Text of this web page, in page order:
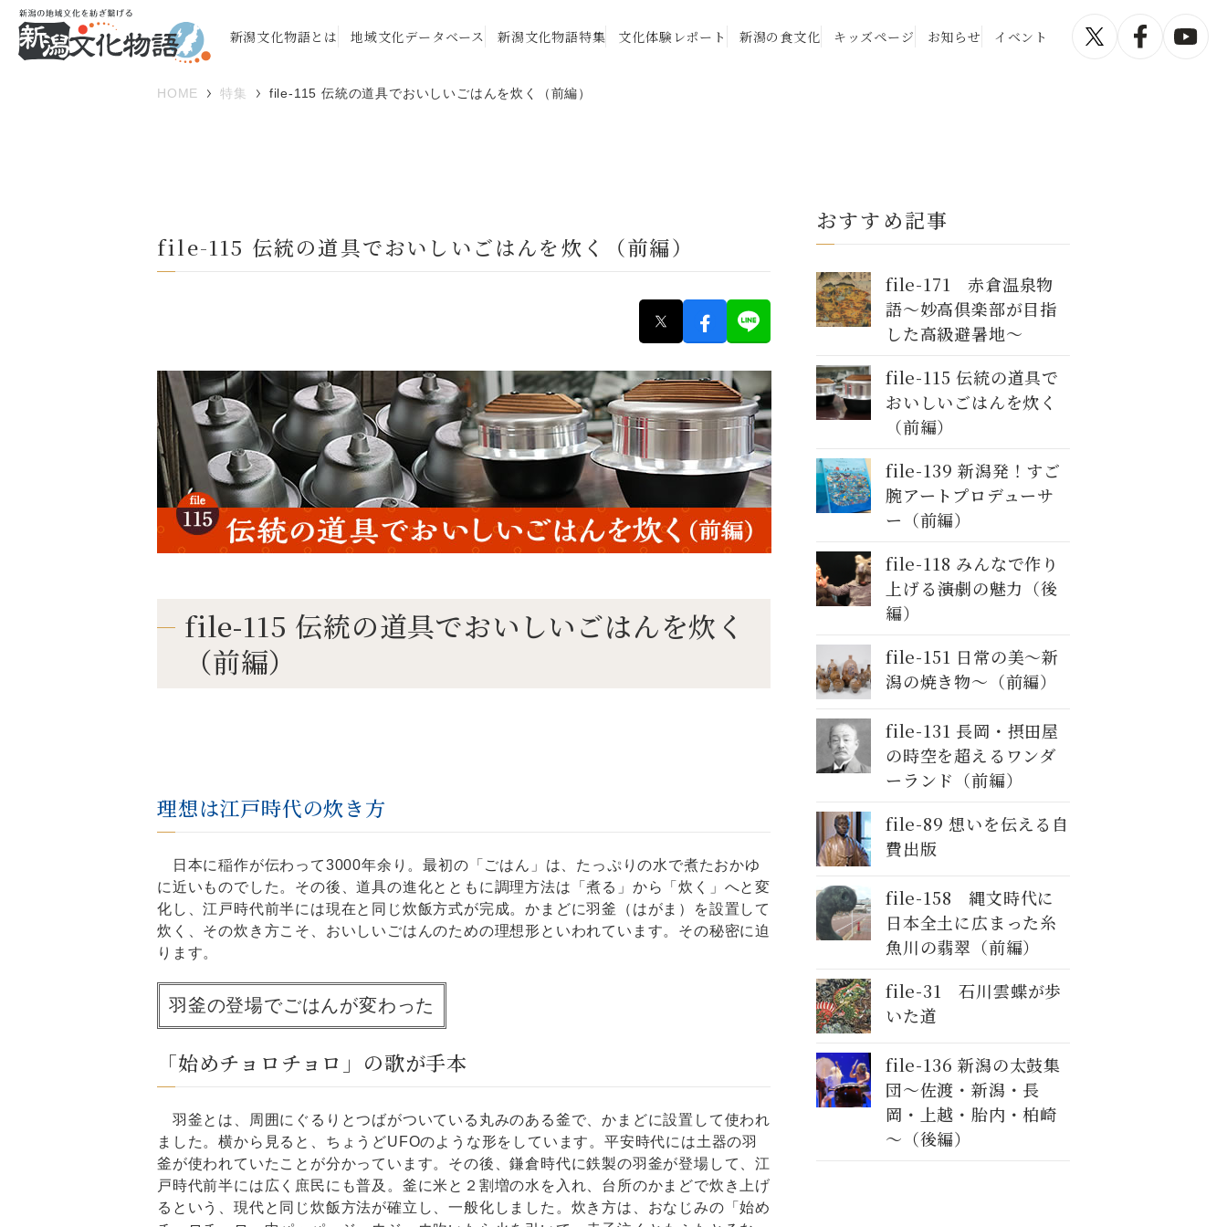
新潟文化物語とは 地域文化データベース 新潟文化物語特集 文化体験レポート 新潟の食文化 キッズページ お知らせ イベント
HOME 特集 file-115 伝統の道具でおいしいごはんを炊く（前編）
file-115 伝統の道具でおいしいごはんを炊く（前編）
file-115 伝統の道具でおいしいごはんを炊く
（前編）
理想は江戸時代の炊き方
日本に稲作が伝わって3000年余り。最初の「ごはん」は、たっぷりの水で煮たおかゆ
に近いものでした。その後、道具の進化とともに調理方法は「煮る」から「炊く」へと変
化し、江戸時代前半には現在と同じ炊飯方式が完成。かまどに羽釜（はがま）を設置して
炊く、その炊き方こそ、おいしいごはんのための理想形といわれています。その秘密に迫
ります。
羽釜の登場でごはんが変わった
「始めチョロチョロ」の歌が手本
羽釜とは、周囲にぐるりとつばがついている丸みのある釜で、かまどに設置して使われ
ました。横から見ると、ちょうどUFOのような形をしています。平安時代には土器の羽
釜が使われていたことが分かっています。その後、鎌倉時代に鉄製の羽釜が登場して、江
戸時代前半には広く庶民にも普及。釜に米と２割増の水を入れ、台所のかまどで炊き上げ
るという、現代と同じ炊飯方法が確立し、一般化しました。炊き方は、おなじみの「始め
おすすめ記事
file-171 赤倉温泉物
語～妙高倶楽部が目指
した高級避暑地〜
file-115 伝統の道具で
おいしいごはんを炊く
（前編）
file-139 新潟発！すご
腕アートプロデューサ
ー（前編）
file-118 みんなで作り
上げる――演劇の魅力（後
編）
file-151 日常の美～新
潟の焼き物〜（前編）
file-131 長岡・摂田屋
の時空を超えるワンダ
ーランド（前編）
file-89 想いを伝える自
費出版
file-158 縄文時代に
日本全土に広まった糸
魚川の翡翠（前編）
file-31 石川雲蝶が歩
いた道
file-136 新潟の太鼓集
団～佐渡・新潟・長
岡・上越・胎内・柏崎
～（後編）